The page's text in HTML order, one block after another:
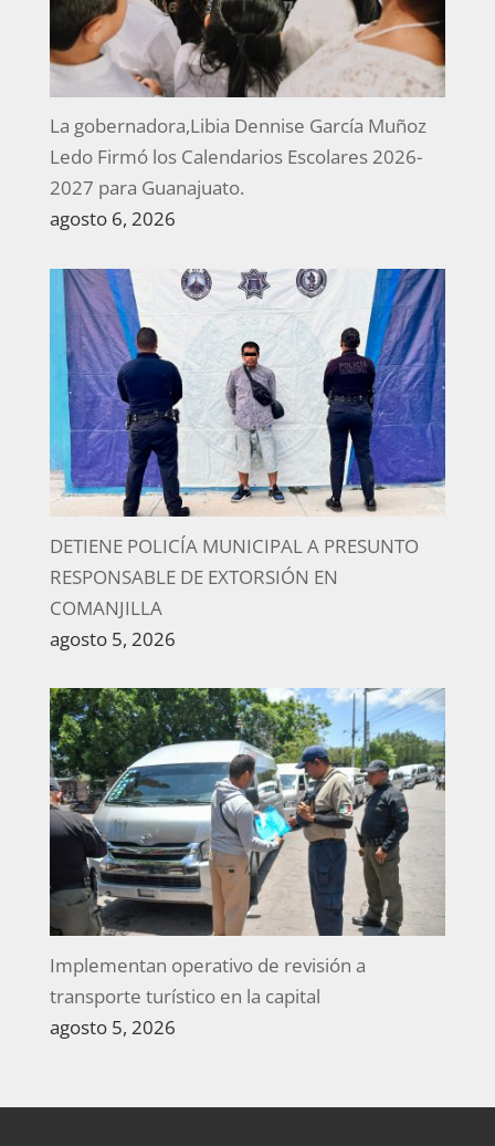
La gobernadora,Libia Dennise García Muñoz
Ledo Firmó los Calendarios Escolares 2026-
2027 para Guanajuato.
agosto 6, 2026
DETIENE POLICÍA MUNICIPAL A PRESUNTO
RESPONSABLE DE EXTORSIÓN EN
COMANJILLA
agosto 5, 2026
Implementan operativo de revisión a
transporte turístico en la capital
agosto 5, 2026